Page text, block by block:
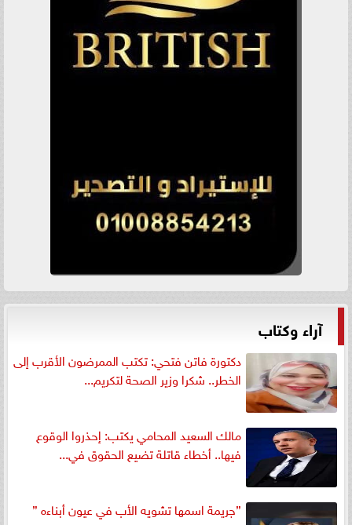
آراء وكتاب
دكتورة فاتن فتحي: تكتب الممرضون الأقرب إلى
الخطر.. شكرا وزير الصحة لتكريم...
مالك السعيد المحامي يكتب: إحذروا الوقوع
فيها.. أخطاء قاتلة تضيع الحقوق في...
”جريمة اسمها تشويه الأب في عيون أبناءه ”